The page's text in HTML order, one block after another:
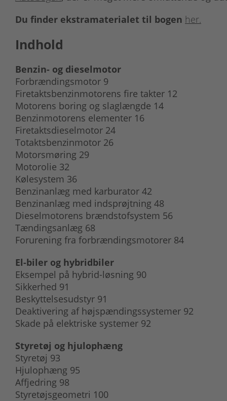
Du finder ekstramaterialet til bogen her.
Indhold
Benzin- og dieselmotor
Forbrændingsmotor 9
Firetaktsbenzinmotorens fire takter 12
Motorens boring og slaglængde 14
Benzinmotorens elementer 16
Firetaktsdieselmotor 24
Totaktsbenzinmotor 26
Motorsmøring 29
Motorolie 32
Kølesystem 36
Benzinanlæg med karburator 42
Benzinanlæg med indsprøjtning 48
Dieselmotorens brændstofsystem 56
Tændingsanlæg 68
Forurening fra forbrændingsmotorer 84
El-biler og hybridbiler
Eksempel på hybrid-løsning 90
Sikkerhed 91
Beskyttelsesudstyr 91
Deaktivering af højspændingssystemer 92
Skade på elektriske systemer 92
Styretøj og hjulophæng
Styretøj 93
Hjulophæng 95
Affjedring 98
Styretøjsgeometri 100